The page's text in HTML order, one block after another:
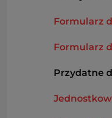
Formularz
Formularz
Przydatne